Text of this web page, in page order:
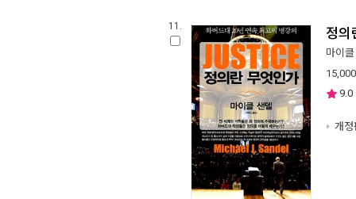
11. 정의
마이
15,000
9.0
개정